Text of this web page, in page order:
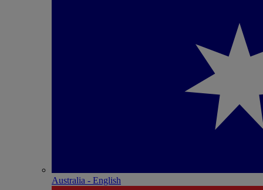
Australia - English